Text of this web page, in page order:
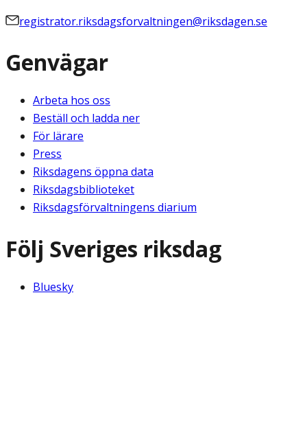
registrator.riksdagsforvaltningen@riksdagen.se
Genvägar
Arbeta hos oss
Beställ och ladda ner
För lärare
Press
Riksdagens öppna data
Riksdagsbiblioteket
Riksdagsförvaltningens diarium
Följ Sveriges riksdag
Bluesky